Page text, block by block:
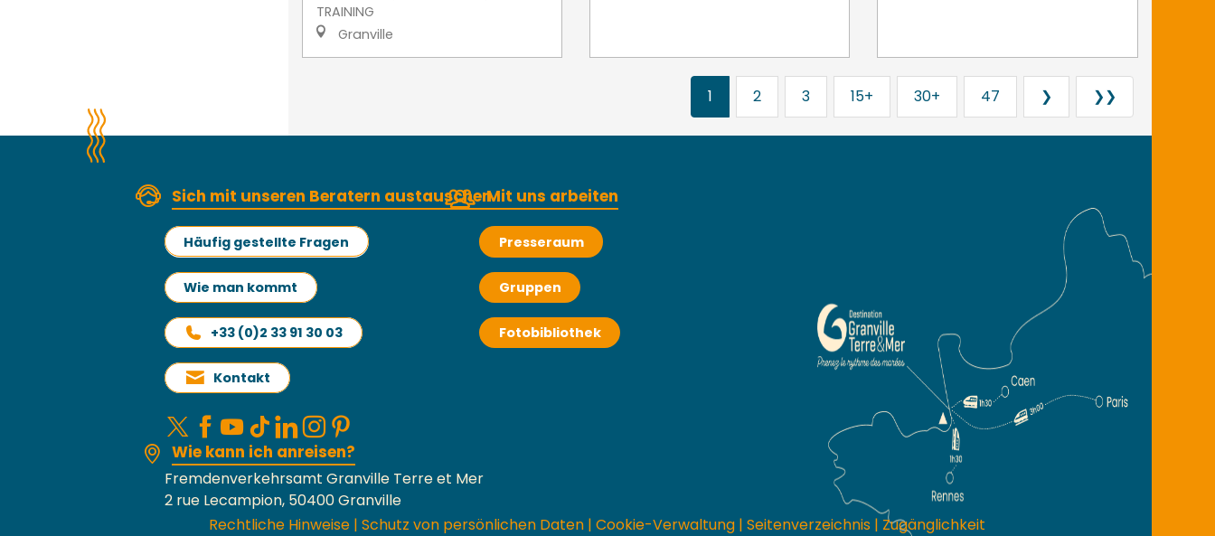
TRAINING
Granville
1 2 3 15+ 30+ 47 ❯ ❯❯
Sich mit unseren Beratern austauschen
Häufig gestellte Fragen
Wie man kommt
+33 (0)2 33 91 30 03
Kontakt
Mit uns arbeiten
Presseraum
Gruppen
Fotobibliothek
Wie kann ich anreisen?
Fremdenverkehrsamt Granville Terre et Mer
2 rue Lecampion, 50400 Granville
Rechtliche Hinweise | Schutz von persönlichen Daten | Cookie-Verwaltung | Seitenverzeichnis | Zugänglichkeit